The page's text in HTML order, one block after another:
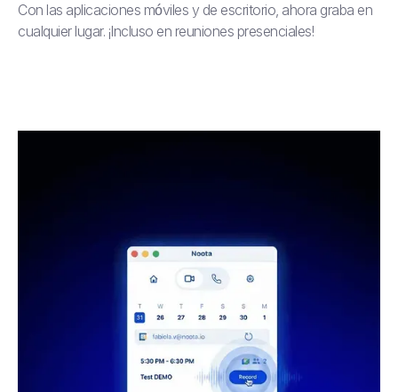
Con las aplicaciones móviles y de escritorio, ahora graba en
cualquier lugar. ¡Incluso en reuniones presenciales!